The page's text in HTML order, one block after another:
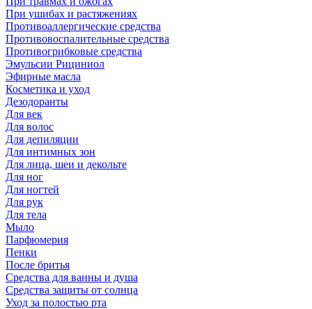
При ушибах и растяжениях
Противоаллергические средства
Противовоспалительные средства
Противогрибковые средства
Эмульсии Рициниол
Эфирные масла
Косметика и уход
Дезодоранты
Для век
Для волос
Для депиляции
Для интимных зон
Для лица, шеи и декольте
Для ног
Для ногтей
Для рук
Для тела
Мыло
Парфюмерия
Пенки
После бритья
Средства для ванны и душа
Средства защиты от солнца
Уход за полостью рта